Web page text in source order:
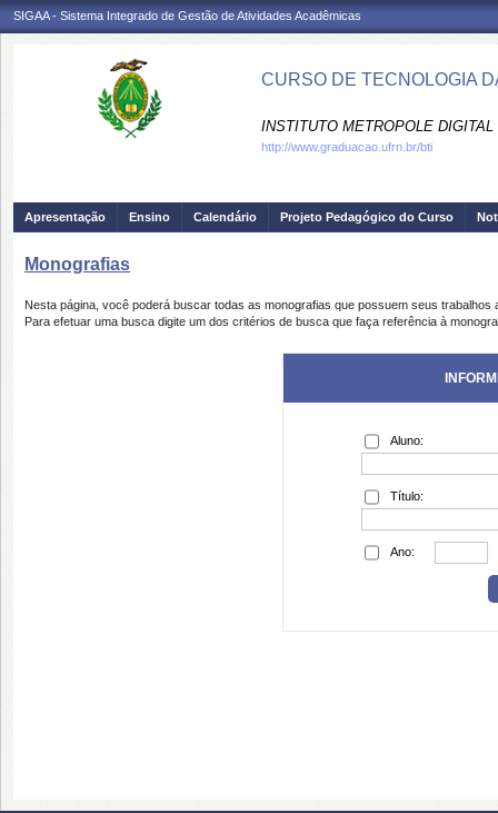
SIGAA - Sistema Integrado de Gestão de Atividades Acadêmicas
CURSO DE TECNOLOGIA
INSTITUTO METROPOLE DIGITAL
http://www.graduacao.ufrn.br/bti
Apresentação Ensino Calendário Projeto Pedagógico do Curso
Monografias
Nesta página, você poderá buscar todas as monografias que possuem seus trabalhos
Para efetuar uma busca digite um dos critérios de busca que faça referência à
Aluno:
Título:
Ano: